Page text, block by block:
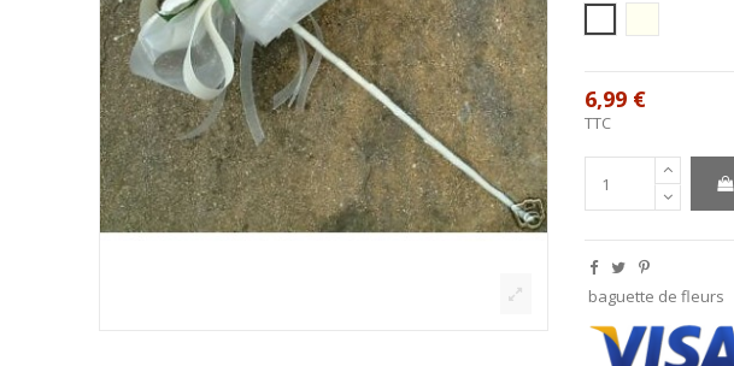
6,99 €
TTC
baguette de fleurs